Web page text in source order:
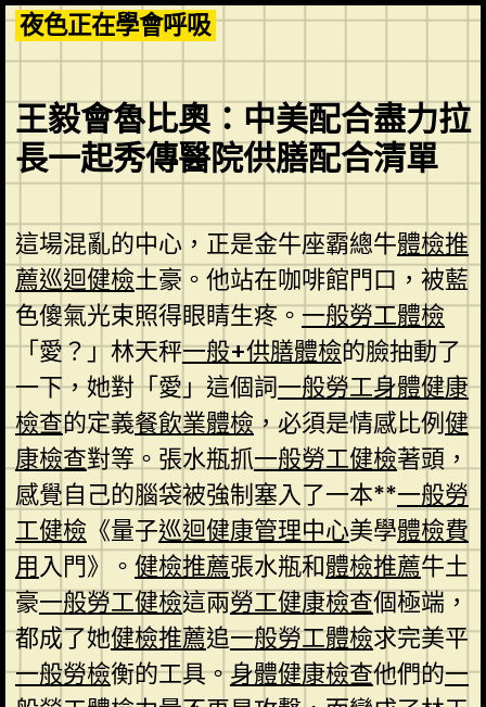
Skip
to
content
夜色正在學會呼吸
王毅會魯比奧：中美配合盡力拉
長一起秀傳醫院供膳配合清單
這場混亂的中心，正是金牛座霸總牛體檢推
薦巡迴健檢土豪。他站在咖啡館門口，被藍
色傻氣光束照得眼睛生疼。一般勞工體檢
「愛？」林天秤一般+供膳體檢的臉抽動了
一下，她對「愛」這個詞一般勞工身體健康
檢查的定義餐飲業體檢，必須是情感比例健
康檢查對等。張水瓶抓一般勞工健檢著頭，
感覺自己的腦袋被強制塞入了一本**一般勞
工健檢 《量子巡迴健康管理中心美學體檢費
用入門》。 健檢推薦張水瓶和體檢推薦牛土
豪一般勞工健檢這兩勞工健康檢查個極端，
都成了她健檢推薦追一般勞工體檢求完美平
一般勞檢衡的工具。身體健康檢查他們的一